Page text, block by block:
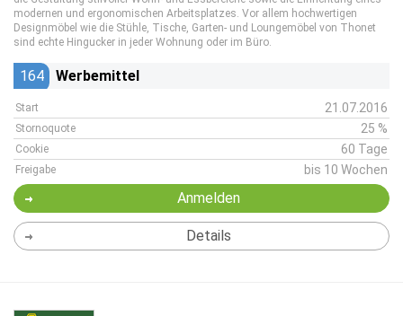
modernen und ergonomischen Arbeitsplatzes. Vor allem hochwertigen
Designmöbel wie die Stühle, Tische, Garten- und Loungemöbel von Thonet
sind echte Hingucker in jeder Wohnung oder im Büro.
164 Werbemittel
Start 21.07.2016
Stornoquote 25 %
Cookie 60 Tage
Freigabe bis 10 Wochen
Anmelden
Details